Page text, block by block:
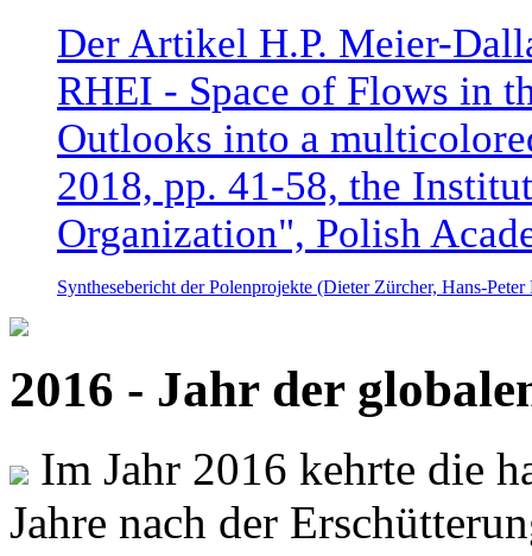
Der Artikel H.P. Meier-
RHEI - Space of Flows in
Outlooks into a
2018, pp. 41-58, the
Organization", Polish
Synthesebericht der Polenprojekte (Dieter Zürcher, Hans-
2016 - Jahr der
Im Jahr 2016 kehrte die
Jahre nach der